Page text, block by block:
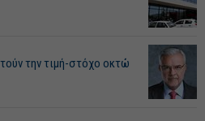
την τιμή-στόχο οκτώ